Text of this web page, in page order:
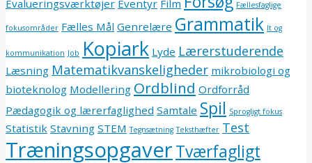
Evalueringsværktøjer Eventyr Film Fællesfaglige
fokusområder Fælles Mål Genrelære Grammatik It og
kommunikation Job Kopiark Lyde Lærerstuderende
Læsning Matematikvanskeligheder mikrobiologi og
bioteknolog Modellering Ordblind Ordforråd
Pædagogik og lærerfaglighed Samtale Spil Sprogligt fokus
Statistik Stavning STEM Tegnsætning Teksthæfter Test
TræningsopgaverTværfagligt